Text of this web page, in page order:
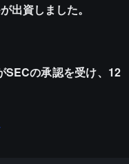
出資しました。
SECの承認を受け、12